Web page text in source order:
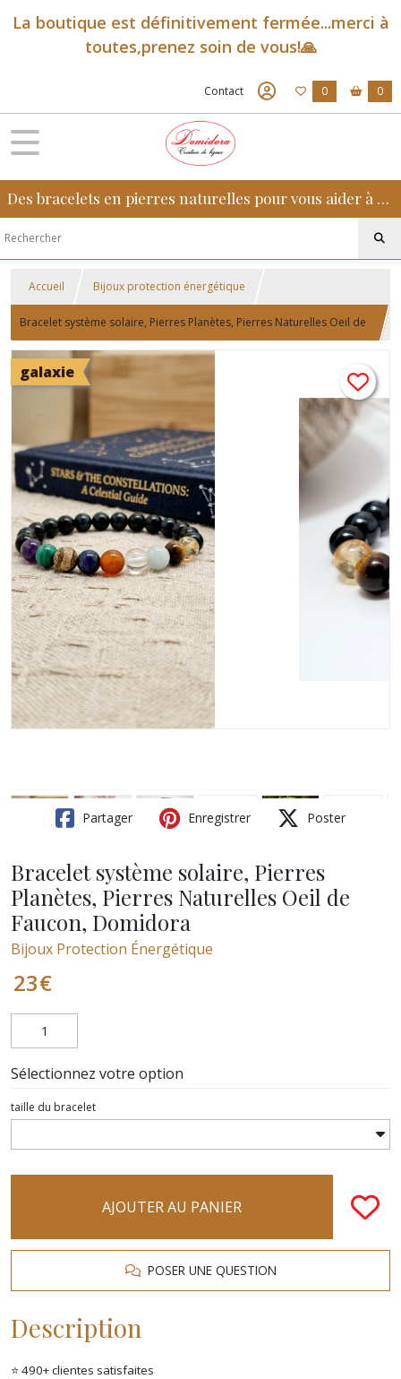
La boutique est définitivement fermée...merci à
toutes,prenez soin de vous!🙏
Contact 0 0
Des bracelets en pierres naturelles pour vous aider à retrouver sérénité, confiance et équilibre au quotidien
Accueil Bijoux protection énergétique
Bracelet système solaire, Pierres Planètes, Pierres Naturelles Oeil de
Faucon, Domidora
galaxie
Partager Enregistrer Poster
Bracelet système solaire, Pierres
Planètes, Pierres Naturelles Oeil de
Faucon, Domidora
Bijoux Protection Énergétique
23€
Sélectionnez votre option
taille du bracelet
AJOUTER AU PANIER
POSER UNE QUESTION
Description
⭐ 490+ clientes satisfaites